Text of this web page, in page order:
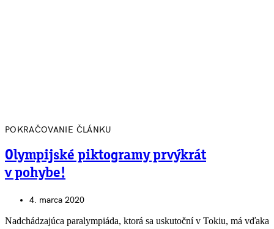
POKRAČOVANIE ČLÁNKU
Olympijské piktogramy prvýkrát
v pohybe!
4. marca 2020
Nadchádzajúca paralympiáda, ktorá sa uskutoční v Tokiu, má vďaka